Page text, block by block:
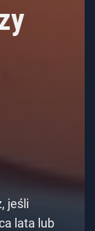
jeśli
lata lub